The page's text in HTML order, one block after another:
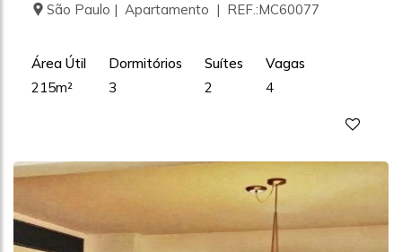
São Paulo | Apartamento | REF.:MC60077
Área Útil
215m²
Dormitórios
3
Suítes
2
Vagas
4